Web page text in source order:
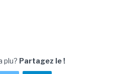
plu? Partagez le !